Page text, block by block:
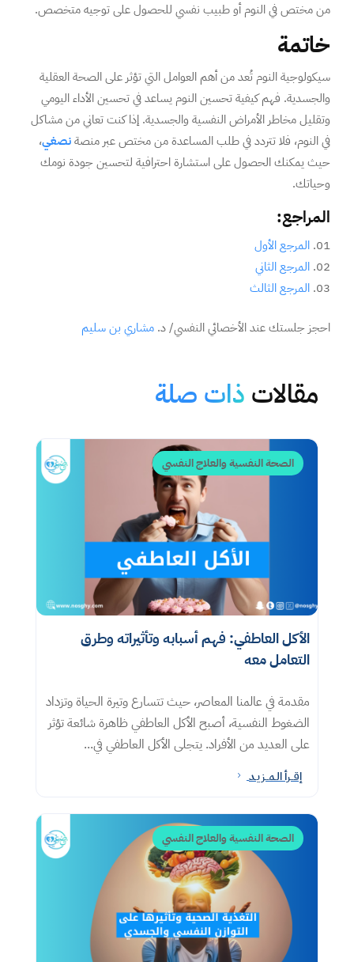
من مختص في النوم أو طبيب نفسي للحصول على توجيه متخصص.
خاتمة
سيكولوجية النوم تُعد من أهم العوامل التي تؤثر على الصحة العقلية
والجسدية. فهم كيفية تحسين النوم يساعد في تحسين الأداء اليومي
وتقليل مخاطر الأمراض النفسية والجسدية. إذا كنت تعاني من مشاكل
في النوم، فلا تتردد في طلب المساعدة من مختص عبر منصةنصغي،
حيث يمكنك الحصول على استشارة احترافية لتحسين جودة نومك
وحياتك.
المراجع:
المرجع الأول
المرجع الثاني
المرجع الثالث
احجز جلستك عند الأخصائي النفسي/ د. مشاري بن سليم
مقالات ذات صلة
الصحة النفسية والعلاج النفسي
الأكل العاطفي: فهم أسبابه وتأثيراته وطرق
التعامل معه​
مقدمة في عالمنا المعاصر، حيث تتسارع وتيرة الحياة وتزداد
الضغوط النفسية، أصبح الأكل العاطفي ظاهرة شائعة تؤثر
على العديد من الأفراد. يتجلى الأكل العاطفي في...
إقــرأ الـمــزيـد 5
الصحة النفسية والعلاج النفسي